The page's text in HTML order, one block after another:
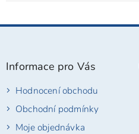
Z
Informace pro Vás
Hodnocení obchodu
Obchodní podmínky
Moje objednávka